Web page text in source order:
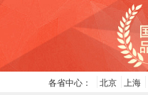
各省中心： 北京 上海